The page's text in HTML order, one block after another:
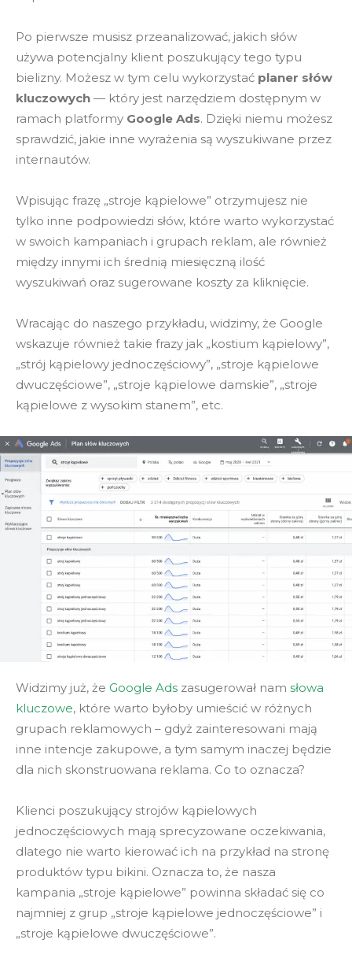
Po pierwsze musisz przeanalizować, jakich słów
używa potencjalny klient poszukujący tego typu
bielizny. Możesz w tym celu wykorzystać planer słów
kluczowych — który jest narzędziem dostępnym w
ramach platformy Google Ads. Dzięki niemu możesz
sprawdzić, jakie inne wyrażenia są wyszukiwane przez
internautów.
Wpisując frazę „stroje kąpielowe” otrzymujesz nie
tylko inne podpowiedzi słów, które warto wykorzystać
w swoich kampaniach i grupach reklam, ale również
między innymi ich średnią miesięczną ilość
wyszukiwań oraz sugerowane koszty za kliknięcie.
Wracając do naszego przykładu, widzimy, że Google
wskazuje również takie frazy jak „kostium kąpielowy”,
„strój kąpielowy jednoczęściowy”, „stroje kąpielowe
dwuczęściowe”, „stroje kąpielowe damskie”, „stroje
kąpielowe z wysokim stanem”, etc.
Widzimy już, że Google Ads zasugerował nam słowa
kluczowe, które warto byłoby umieścić w różnych
grupach reklamowych – gdyż zainteresowani mają
inne intencje zakupowe, a tym samym inaczej będzie
dla nich skonstruowana reklama. Co to oznacza?
Klienci poszukujący strojów kąpielowych
jednoczęściowych mają sprecyzowane oczekiwania,
dlatego nie warto kierować ich na przykład na stronę
produktów typu bikini. Oznacza to, że nasza
kampania „stroje kąpielowe” powinna składać się co
najmniej z grup „stroje kąpielowe jednoczęściowe” i
„stroje kąpielowe dwuczęściowe”.